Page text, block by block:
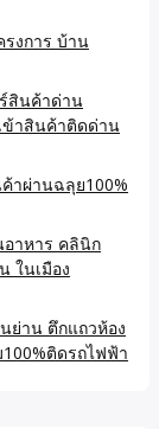
งการ บ้าน
สินค้าด่าน
าสินค้าติดด่าน
าผ่านฉลุย100%
อาหาร คลินิก
ในเมือง
ย่าน ตึกแถวห้อง
ติดรถไฟฟ้า